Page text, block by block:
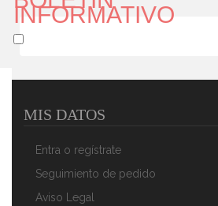
INFORMATIVO
MIS DATOS
Entra o regístrate
Seguimiento de pedido
Aviso Legal